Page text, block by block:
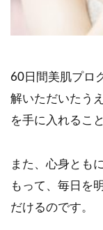
60日間美肌プロ
解いただいたう
を手に入れるこ
また、心身とも
もって、毎日を
だけるのです。